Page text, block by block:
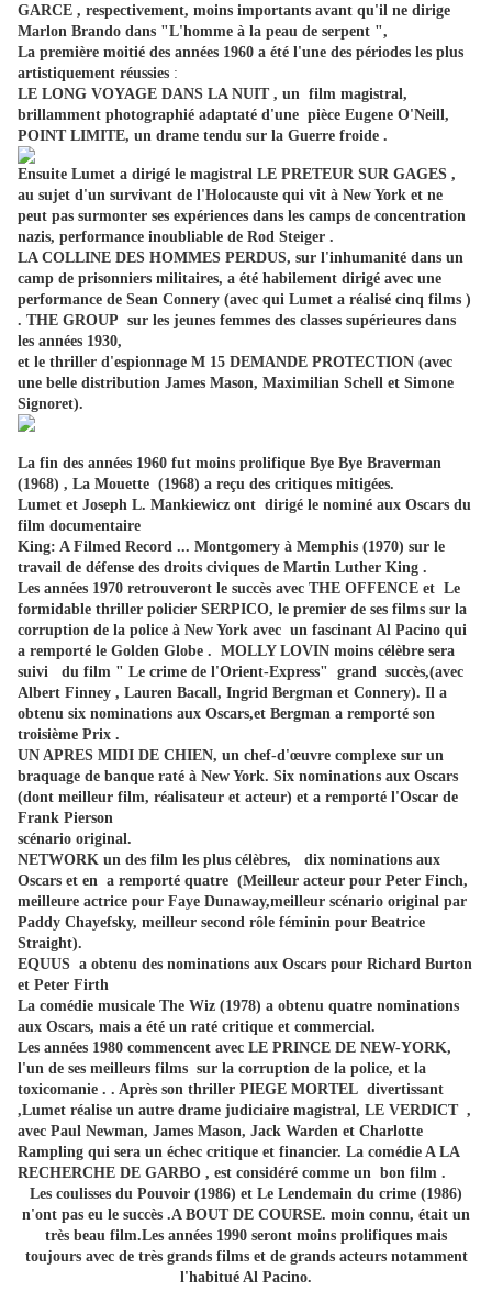
GARCE , respectivement, moins importants avant qu'il ne dirige
Marlon Brando dans "L'homme à la peau de serpent ",
La première moitié des années 1960 a été l'une des périodes les plus
artistiquement réussies :
LE LONG VOYAGE DANS LA NUIT , un film magistral,
brillamment photographié adaptaté d'une pièce Eugene O'Neill,
POINT LIMITE, un drame tendu sur la Guerre froide .
Ensuite Lumet a dirigé le magistral LE PRETEUR SUR GAGES ,
au sujet d'un survivant de l'Holocauste qui vit à New York et ne
peut pas surmonter ses expériences dans les camps de concentration
nazis, performance inoubliable de Rod Steiger .
LA COLLINE DES HOMMES PERDUS, sur l'inhumanité dans un
camp de prisonniers militaires, a été habilement dirigé avec une
performance de Sean Connery (avec qui Lumet a réalisé cinq films )
. THE GROUP sur les jeunes femmes des classes supérieures dans
les années 1930,
et le thriller d'espionnage M 15 DEMANDE PROTECTION (avec
une belle distribution James Mason, Maximilian Schell et Simone
Signoret).
La fin des années 1960 fut moins prolifique Bye Bye Braverman
(1968) , La Mouette (1968) a reçu des critiques mitigées.
Lumet et Joseph L. Mankiewicz ont dirigé le nominé aux Oscars du
film documentaire
King: A Filmed Record ... Montgomery à Memphis (1970) sur le
travail de défense des droits civiques de Martin Luther King .
Les années 1970 retrouveront le succès avec THE OFFENCE et Le
formidable thriller policier SERPICO, le premier de ses films sur la
corruption de la police à New York avec un fascinant Al Pacino qui
a remporté le Golden Globe . MOLLY LOVIN moins célèbre sera
suivi du film " Le crime de l'Orient-Express" grand succès,(avec
Albert Finney , Lauren Bacall, Ingrid Bergman et Connery). Il a
obtenu six nominations aux Oscars,et Bergman a remporté son
troisième Prix .
UN APRES MIDI DE CHIEN, un chef-d'œuvre complexe sur un
braquage de banque raté à New York. Six nominations aux Oscars
(dont meilleur film, réalisateur et acteur) et a remporté l'Oscar de
Frank Pierson
scénario original.
NETWORK un des film les plus célèbres, dix nominations aux
Oscars et en a remporté quatre (Meilleur acteur pour Peter Finch,
meilleure actrice pour Faye Dunaway,meilleur scénario original par
Paddy Chayefsky, meilleur second rôle féminin pour Beatrice
Straight).
EQUUS a obtenu des nominations aux Oscars pour Richard Burton
et Peter Firth
La comédie musicale The Wiz (1978) a obtenu quatre nominations
aux Oscars, mais a été un raté critique et commercial.
Les années 1980 commencent avec LE PRINCE DE NEW-YORK,
l'un de ses meilleurs films sur la corruption de la police, et la
toxicomanie . . Après son thriller PIEGE MORTEL divertissant
,Lumet réalise un autre drame judiciaire magistral, LE VERDICT ,
avec Paul Newman, James Mason, Jack Warden et Charlotte
Rampling qui sera un échec critique et financier. La comédie A LA
RECHERCHE DE GARBO , est considéré comme un bon film .
Les coulisses du Pouvoir (1986) et Le Lendemain du crime (1986)
n'ont pas eu le succès .A BOUT DE COURSE. moin connu, était un
très beau film.Les années 1990 seront moins prolifiques mais
toujours avec de très grands films et de grands acteurs notamment
l'habitué Al Pacino.